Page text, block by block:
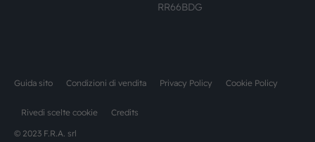
RR66BDG
© 2023 F.R.A. srl
Guida sito Condizioni di vendita Privacy Policy Cookie Policy
Rivedi scelte cookie Credits